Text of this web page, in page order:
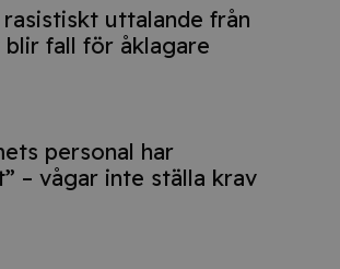
uttalande från
fall för åklagare
personal har
– vågar inte ställa krav